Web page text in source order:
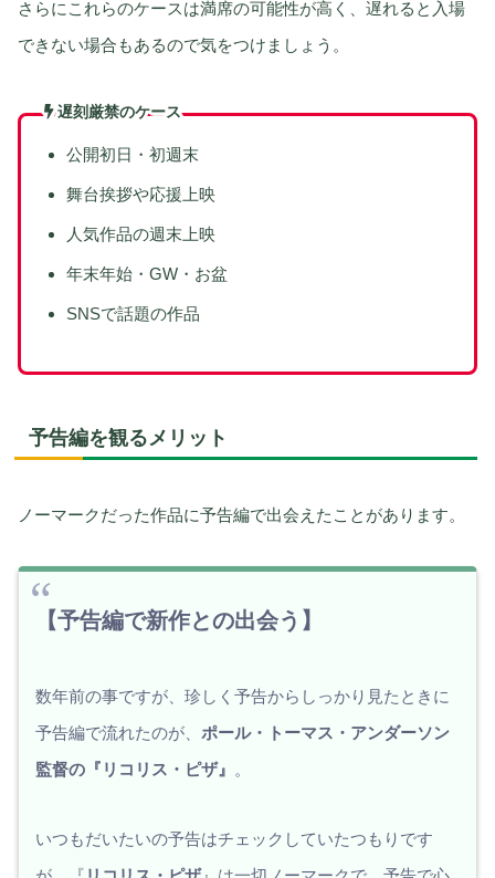
さらにこれらのケースは満席の可能性が高く、遅れると入場
できない場合もあるので気をつけましょう。
遅刻厳禁のケース
公開初日・初週末
舞台挨拶や応援上映
人気作品の週末上映
年末年始・GW・お盆
SNSで話題の作品
予告編を観るメリット
ノーマークだった作品に予告編で出会えたことがあります。
【予告編で新作との出会う】
数年前の事ですが、珍しく予告からしっかり見たときに
予告編で流れたのが、 ポール・トーマス・アンダーソン
監督の『リコリス・ピザ』 。
いつもだいたいの予告はチェックしていたつもりです